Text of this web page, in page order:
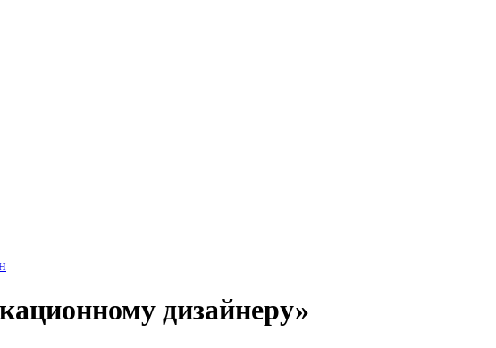
дизайнеру»